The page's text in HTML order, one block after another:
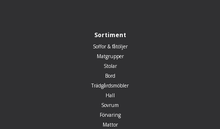
Sortiment
Soffor & fåtöljer
Matgrupper
Stolar
Bord
Trädgårdsmöbler
Hall
Sovrum
Förvaring
Mattor